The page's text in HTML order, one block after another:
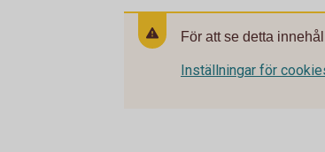
För att se detta
Inställningar för